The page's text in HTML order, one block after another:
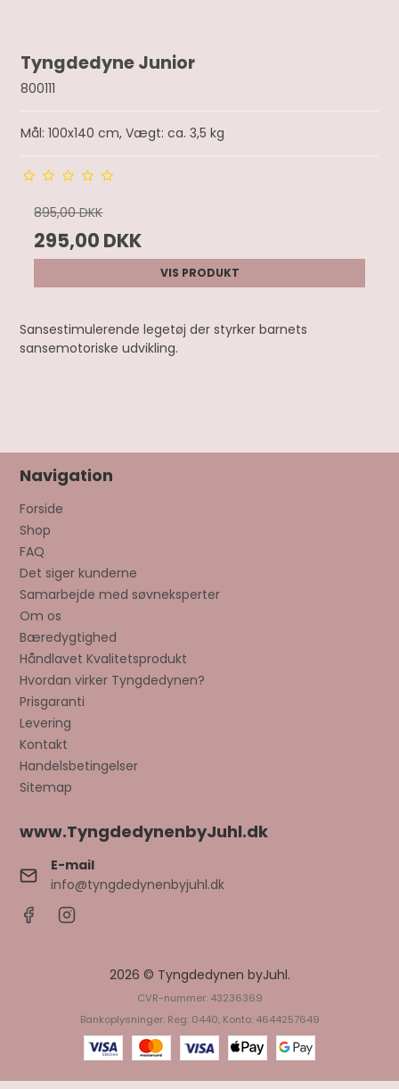
Tyngdedyne Junior
800111
Mål: 100x140 cm, Vægt: ca. 3,5 kg
895,00 DKK
295,00 DKK
VIS PRODUKT
Sansestimulerende legetøj der styrker barnets
sansemotoriske udvikling.
Navigation
Forside
Shop
FAQ
Det siger kunderne
Samarbejde med søvneksperter
Om os
Bæredygtighed
Håndlavet Kvalitetsprodukt
Hvordan virker Tyngdedynen?
Prisgaranti
Levering
Kontakt
Handelsbetingelser
Sitemap
www.TyngdedynenbyJuhl.dk
E-mail
info@tyngdedynenbyjuhl.dk
2026 © Tyngdedynen byJuhl.
CVR-nummer: 43236369
Bankoplysninger: Reg: 0440, Konto: 4644257649